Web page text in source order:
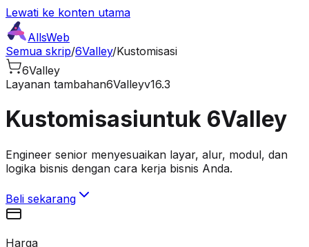
Lewati ke konten utama
AllsWeb
Semua skrip/6Valley/Kustomisasi
6Valley
Layanan tambahan6Valleyv16.3
Kustomisasiuntuk 6Valley
Engineer senior menyesuaikan layar, alur, modul, dan
logika bisnis dengan cara kerja bisnis Anda.
Beli sekarang
Harga